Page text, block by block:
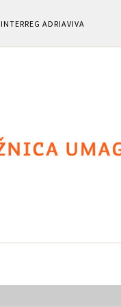
INTERREG ADRIAVIVA